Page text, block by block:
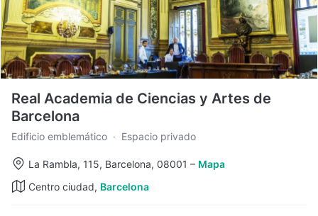
Real Academia de Ciencias y Artes de
Barcelona
Edificio emblemático · Espacio privado
La Rambla, 115, Barcelona, 08001 – Mapa
Centro ciudad, Barcelona